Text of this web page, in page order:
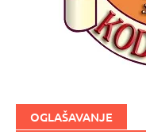
OGLAŠAVANJE